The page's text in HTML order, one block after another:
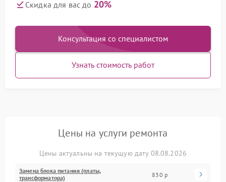
Скидка для вас до 20%
Консультация со специалистом
Узнать стоимость работ
Цены на услуги ремонта
Цены актуальны на текущую дату 08.08.2026
Замена блока питания (платы,
трансформатора)
830 р